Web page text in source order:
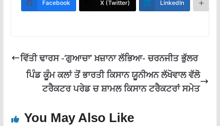
b
k
s
p
gr l e
Facebook X (Twitter) LinkedIn
ਵਿੱਤੀ ਢਾਰਸ -‘ਗੁਆਚਾ’ ਖ਼ਜ਼ਾਨਾ ਲੱਭਿਆ- ਚਰਨਜੀਤ ਭੁੱਲਰ
ਪਿੰਡ ਕੂੰਮ ਕਲਾਂ ਤੋਂ ਭਾਰਤੀ ਕਿਸਾਨ ਯੂਨੀਅਨ ਲੱਖੋਵਾਲ ਵੱਲੋ
ਟਰੈਕਟਰ ਪਰੇਡ ਚ ਸ਼ਾਮਲ ਕਿਸਾਨ ਟਰੈਕਟਰਾਂ ਸਮੇਤ
You May Also Like